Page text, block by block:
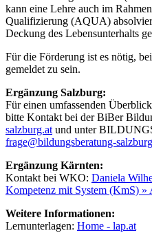
kann eine Lehre auch im
Qualifizierung (AQUA)
Deckung des Lebensunterhalts
Für die Förderung ist es nötig,
gemeldet zu sein.
Ergänzung Salzburg:
Für einen umfassenden
bitte Kontakt bei der BiBer
salzburg.at und unter
frage@bildungsberatung-
Ergänzung Kärnten:
Kontakt bei WKO: Daniela
Kompetenz mit System (KmS)
Weitere Informationen:
Lernunterlagen: Home - lap.at